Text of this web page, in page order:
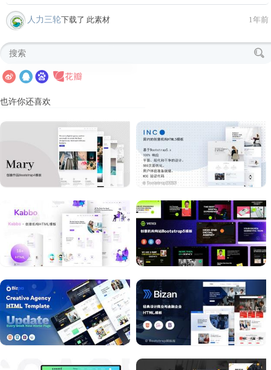
人力三轮下载了 此素材 1年前
也许你还喜欢